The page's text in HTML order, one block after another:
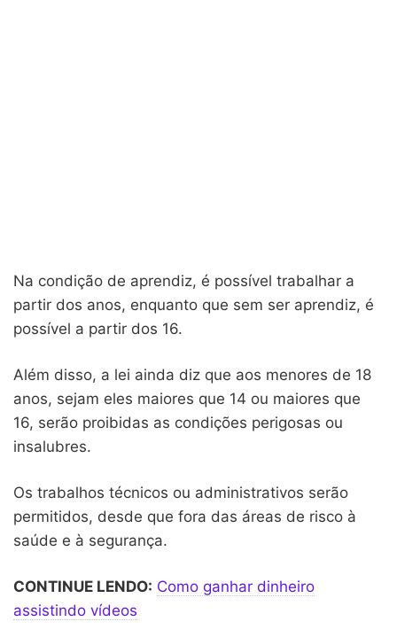
Na condição de aprendiz, é possível trabalhar a
partir dos anos, enquanto que sem ser aprendiz, é
possível a partir dos 16.
Além disso, a lei ainda diz que aos menores de 18
anos, sejam eles maiores que 14 ou maiores que
16, serão proibidas as condições perigosas ou
insalubres.
Os trabalhos técnicos ou administrativos serão
permitidos, desde que fora das áreas de risco à
saúde e à segurança.
CONTINUE LENDO: Como ganhar dinheiro
assistindo vídeos